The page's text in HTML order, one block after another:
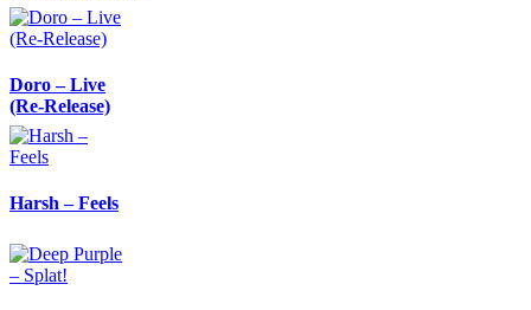
Doro – Live
(Re-Release)
Harsh – Feels